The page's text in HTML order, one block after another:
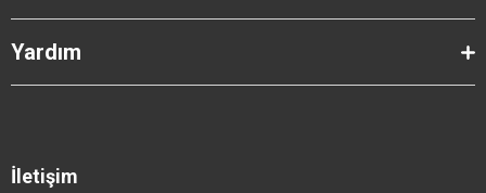
Yardım
İletişim